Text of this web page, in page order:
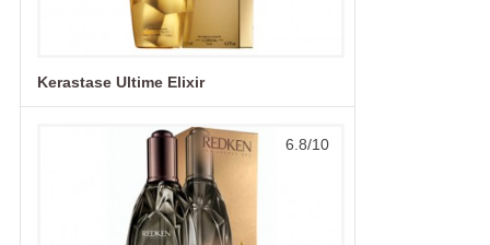
Kerastase Ultime Elixir
6.8/10